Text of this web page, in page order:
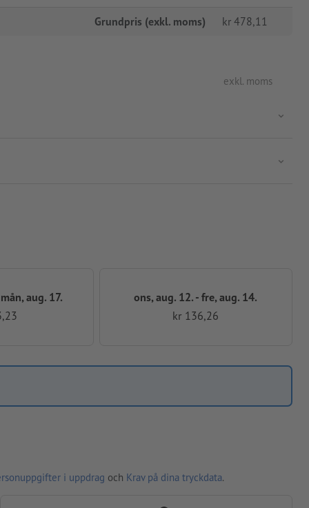
Grundpris (exkl. moms) kr 478,11
exkl. moms
aug. 17.
ons, aug. 12. - fre, aug. 14.
kr 136,26
i uppdrag och Krav på dina tryckdata.